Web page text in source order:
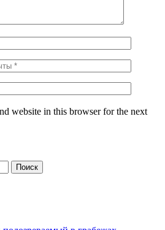
website in this browser for the next